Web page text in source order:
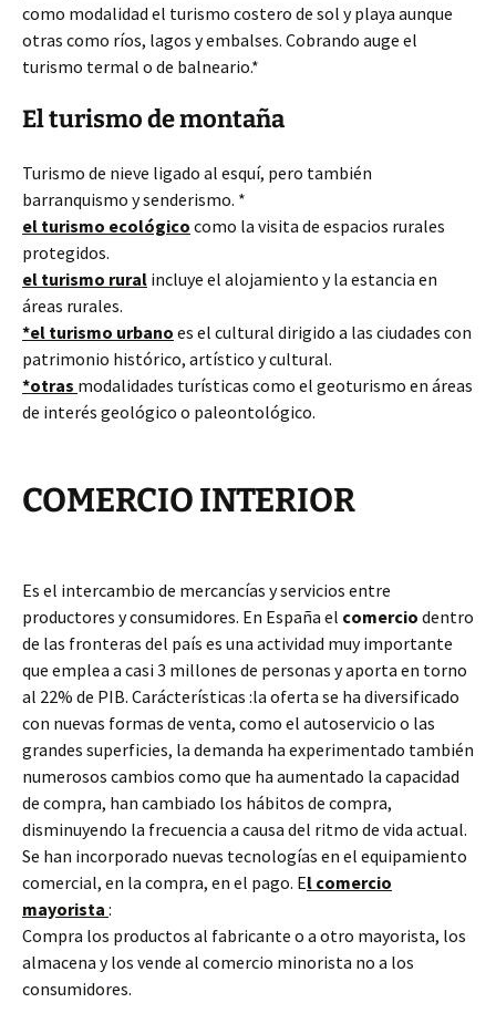
como modalidad el turismo costero de sol y playa aunque
otras como ríos, lagos y embalses. Cobrando auge el
turismo termal o de balneario.*
El turismo de montaña
Turismo de nieve ligado al esquí, pero también
barranquismo y senderismo. *
el turismo ecológico como la visita de espacios rurales
protegidos.
el turismo rural incluye el alojamiento y la estancia en
áreas rurales.
*el turismo urbano es el cultural dirigido a las ciudades con
patrimonio histórico, artístico y cultural.
*otras modalidades turísticas como el geoturismo en áreas
de interés geológico o paleontológico.
COMERCIO INTERIOR
Es el intercambio de mercancías y servicios entre
productores y consumidores. En España el comercio dentro
de las fronteras del país es una actividad muy importante
que emplea a casi 3 millones de personas y aporta en torno
al 22% de PIB. Carácterísticas :la oferta se ha diversificado
con nuevas formas de venta, como el autoservicio o las
grandes superficies, la demanda ha experimentado también
numerosos cambios como que ha aumentado la capacidad
de compra, han cambiado los hábitos de compra,
disminuyendo la frecuencia a causa del ritmo de vida actual.
Se han incorporado nuevas tecnologías en el equipamiento
comercial, en la compra, en el pago. El comercio
mayorista :
Compra los productos al fabricante o a otro mayorista, los
almacena y los vende al comercio minorista no a los
consumidores.